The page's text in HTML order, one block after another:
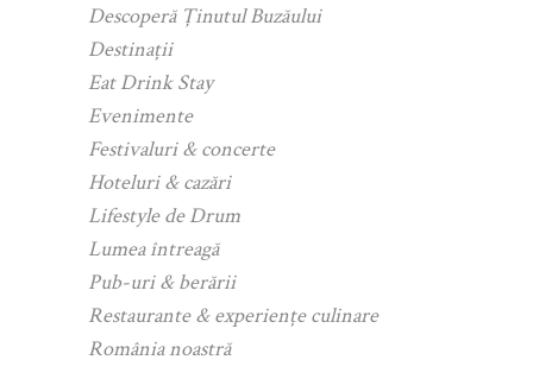
Descoperă Ținutul Buzăului
Destinații
Eat Drink Stay
Evenimente
Festivaluri & concerte
Hoteluri & cazări
Lifestyle de Drum
Lumea întreagă
Pub-uri & berării
Restaurante & experiențe culinare
România noastră